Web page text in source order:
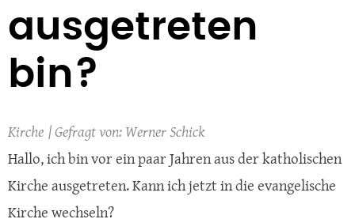
ausgetreten
bin?
Kirche
Werner Schick
Hallo, ich bin vor ein paar Jahren aus der katholischen
Kirche ausgetreten. Kann ich jetzt in die evangelische
Kirche wechseln?